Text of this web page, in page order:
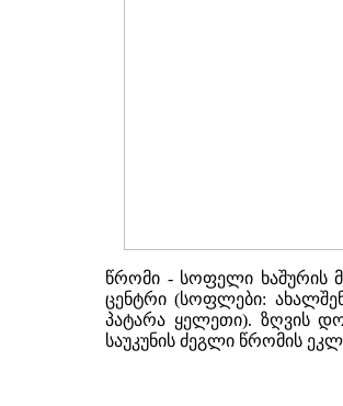
წრომი - სოფელი ხაშურის
ცენტრი (სოფლები:
პატარა ყელეთი). ზღვის
საუკუნის ძეგლი წრომის